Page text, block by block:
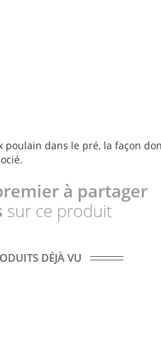
dans le pré, la façon
à partager
sur ce produit
DÉJÀ VU